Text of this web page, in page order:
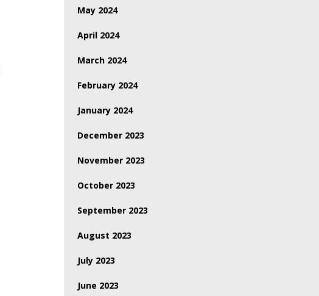
May 2024
April 2024
March 2024
February 2024
January 2024
December 2023
November 2023
October 2023
September 2023
August 2023
July 2023
June 2023